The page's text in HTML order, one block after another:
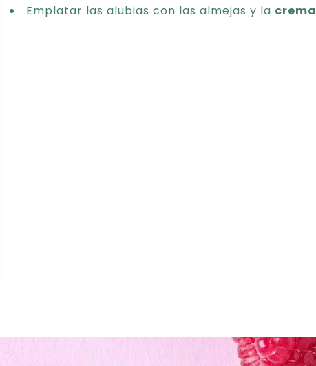
Emplatar las alubias con las almejas y la crema